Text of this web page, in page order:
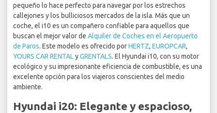
pequeño lo hace perfecto para navegar por los estrechos
callejones y los bulliciosos mercados de la isla. Más que un
coche, el i10 es un compañero confiable para aquellos que
buscan el mejor valor de Alquiler de Coches en el Aeropuerto
de Paros. Este modelo es ofrecido porHERTZ, EUROPCAR,
YOURS CAR RENTALyGRENTALS. El Hyundai i10, con su motor
ecológico y su impresionante eficiencia de combustible, es una
excelente opción para los viajeros conscientes del medio
ambiente.
Hyundai i20: Elegante y espacioso,